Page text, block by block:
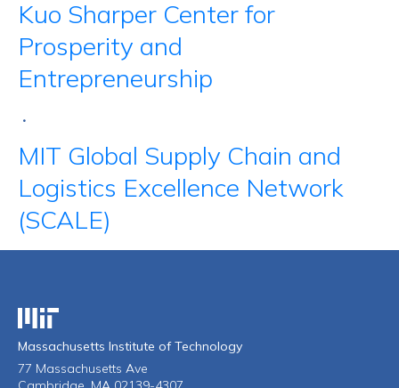
Kuo Sharper Center for
Prosperity and
Entrepreneurship
•
MIT Global Supply Chain and
Logistics Excellence Network
(SCALE)
Massachusetts Institute of Technology
Massachusetts Institute of Technology
77 Massachusetts Ave